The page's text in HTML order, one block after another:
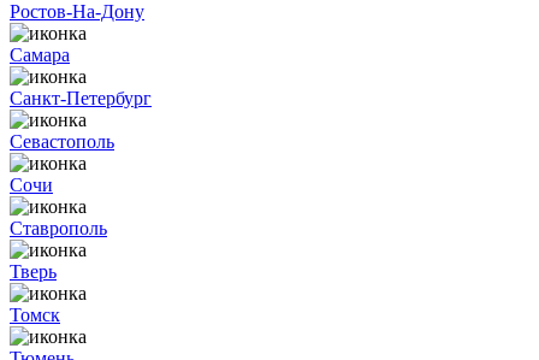
Ростов-На-Дону
Самара
Санкт-Петербург
Севастополь
Сочи
Ставрополь
Тверь
Томск